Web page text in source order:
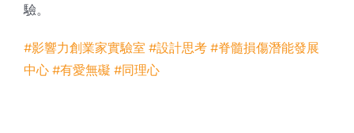
驗。
#影響力創業家實驗室 #設計思考 #脊髓損傷潛能發展
中心 #有愛無礙 #同理心